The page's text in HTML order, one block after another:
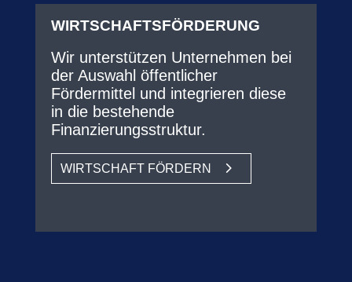
WIRTSCHAFTSFÖRDERUNG
Wir unterstützen Unternehmen bei
der Auswahl öffentlicher
Fördermittel und integrieren diese
in die bestehende
Finanzierungsstruktur.
WIRTSCHAFT FÖRDERN